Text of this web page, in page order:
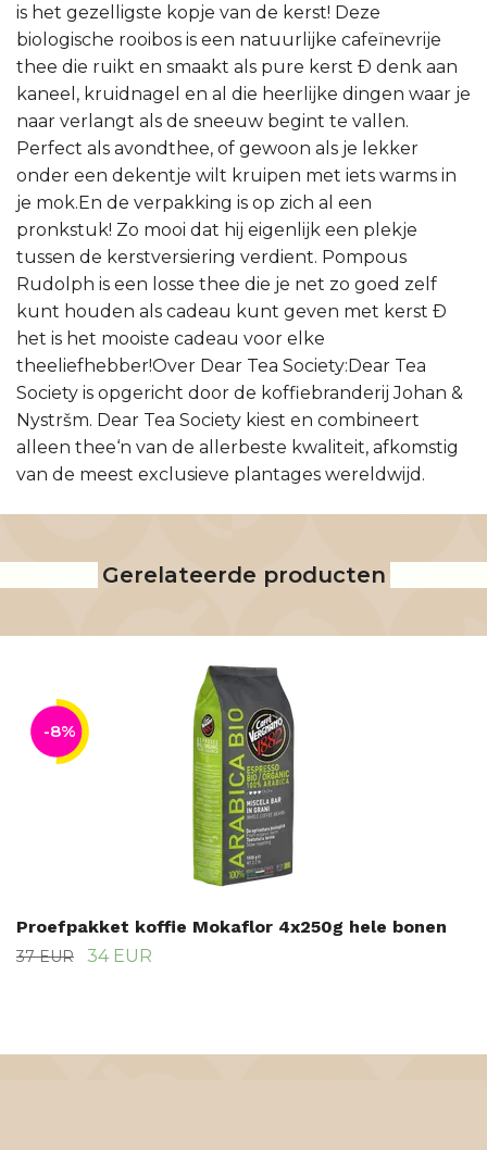
is het gezelligste kopje van de kerst! Deze
biologische rooibos is een natuurlijke cafeïnevrije
thee die ruikt en smaakt als pure kerst Ð denk aan
kaneel, kruidnagel en al die heerlijke dingen waar je
naar verlangt als de sneeuw begint te vallen.
Perfect als avondthee, of gewoon als je lekker
onder een dekentje wilt kruipen met iets warms in
je mok.En de verpakking is op zich al een
pronkstuk! Zo mooi dat hij eigenlijk een plekje
tussen de kerstversiering verdient. Pompous
Rudolph is een losse thee die je net zo goed zelf
kunt houden als cadeau kunt geven met kerst Ð
het is het mooiste cadeau voor elke
theeliefhebber!Over Dear Tea Society:Dear Tea
Society is opgericht door de koffiebranderij Johan &
Nystršm. Dear Tea Society kiest en combineert
alleen thee‘n van de allerbeste kwaliteit, afkomstig
van de meest exclusieve plantages wereldwijd.
Gerelateerde producten
-8%
Proefpakket koffie Mokaflor 4x250g hele bonen
37 EUR 34 EUR